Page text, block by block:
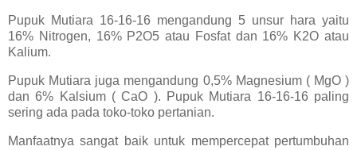
Pupuk Mutiara 16-16-16 mengandung 5 unsur hara yaitu
16% Nitrogen, 16% P2O5 atau Fosfat dan 16% K2O atau
Kalium.
Pupuk Mutiara juga mengandung 0,5% Magnesium ( MgO )
dan 6% Kalsium ( CaO ). Pupuk Mutiara 16-16-16 paling
sering ada pada toko-toko pertanian.
Manfaatnya sangat baik untuk mempercepat pertumbuhan